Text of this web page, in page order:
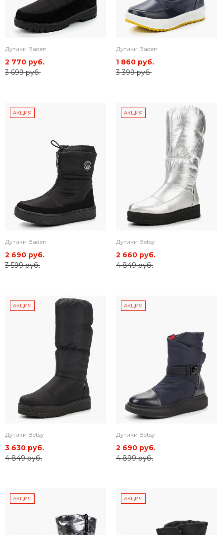
Дутики Baden
2 770 руб.
3 699 руб.
Дутики Baden
1 860 руб.
3 399 руб.
АКЦИЯ
Дутики Baden
2 690 руб.
3 599 руб.
АКЦИЯ
Дутики Betsy
2 660 руб.
4 849 руб.
АКЦИЯ
Дутики Betsy
3 630 руб.
4 849 руб.
АКЦИЯ
Дутики Betsy
2 690 руб.
4 899 руб.
АКЦИЯ АКЦИЯ